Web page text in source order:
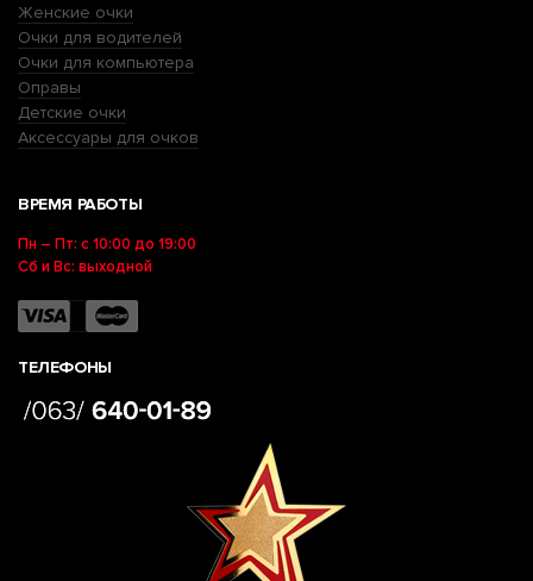
Женские очки
Очки для водителей
Очки для компьютера
Оправы
Детские очки
Аксессуары для очков
ВРЕМЯ РАБОТЫ
Пн – Пт: с 10:00 до 19:00
Сб и Вс: выходной
ТЕЛЕФОНЫ